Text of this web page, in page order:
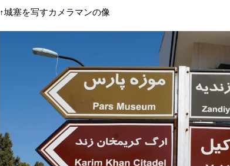
↑城塞を写すカメラマンの像